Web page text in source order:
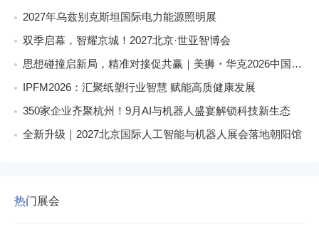
2027年乌兹别克斯坦国际电力能源照明展
双季启幕，智耀京城！2027北京·世亚智博会
思想碰撞启新局，精准对接促共赢｜美狮・华克2026中国餐饮包装创新发展大会圆满收官
IPFM2026：汇聚纸塑行业智慧 赋能高质健康发展
350家企业齐聚杭州！9月AI与机器人盛宴解锁科技新生态
全新升级｜2027北京国际人工智能与机器人展会落地朝阳馆
热门展会